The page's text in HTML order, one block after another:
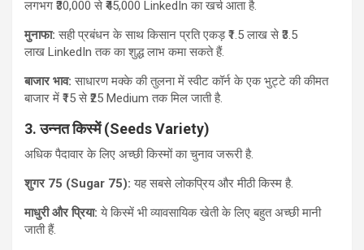
लगभग ₹30,000 से ₹45,000 LinkedIn का खर्च आता है.
मुनाफा:सही प्रबंधन के साथ किसान प्रति एकड़ ₹1.5 लाख से ₹3.5
लाख LinkedIn तक का शुद्ध लाभ कमा सकते हैं.
बाजार भाव:साधारण मक्के की तुलना में स्वीट कॉर्न के एक भुट्टे की कीमत
बाजार में ₹15 से ₹25 Medium तक मिल जाती है.
3. उन्नत किस्में (Seeds Variety)
अधिक पैदावार के लिए अच्छी किस्मों का चुनाव जरूरी है.
शुगर 75 (Sugar 75): यह सबसे लोकप्रिय और मीठी किस्म है.
माधुरी और प्रिया:ये किस्में भी व्यावसायिक खेती के लिए बहुत अच्छी मानी
जाती हैं.